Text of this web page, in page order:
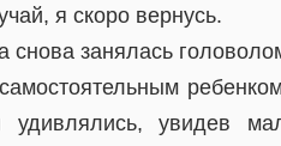
я скоро вернусь.
занялась
удивлялись, увидев